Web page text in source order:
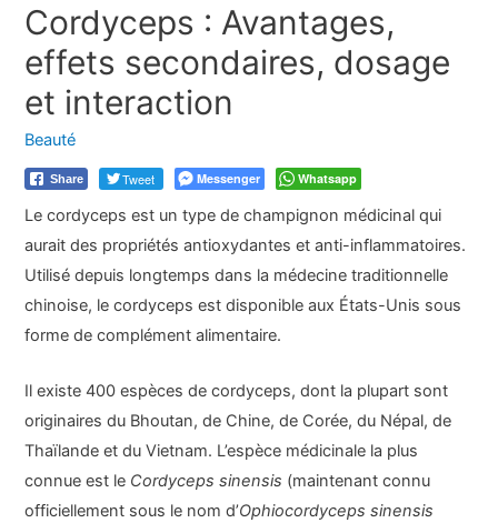
Cordyceps : Avantages,
effets secondaires, dosage
et interaction
Beauté
Share Tweet Messenger Whatsapp
Le cordyceps est un type de champignon médicinal qui
aurait des propriétés antioxydantes et anti-inflammatoires.
Utilisé depuis longtemps dans la médecine traditionnelle
chinoise, le cordyceps est disponible aux États-Unis sous
forme de complément alimentaire.
Il existe 400 espèces de cordyceps, dont la plupart sont
originaires du Bhoutan, de Chine, de Corée, du Népal, de
Thaïlande et du Vietnam. L’espèce médicinale la plus
connue est le Cordyceps sinensis (maintenant connu
officiellement sous le nom d’Ophiocordyceps sinensis